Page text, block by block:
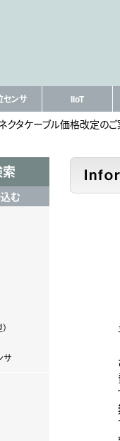
センサ IIoT
クタケーブル価格改定の
む
サ